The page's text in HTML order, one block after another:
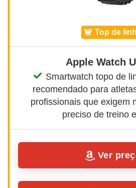
top de
Apple Watch
Smartwatch topo de
recomendado para
profissionais que exigem
preciso de treino
Ver